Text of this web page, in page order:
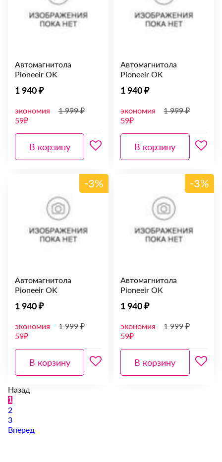
Автомагнитола
Pioneeir OK
1 940 ₽
экономия
59₽
1 999 ₽
В корзину
Автомагнитола
Pioneeir OK
1 940 ₽
экономия
59₽
1 999 ₽
В корзину
-3%
Автомагнитола
Pioneeir OK
1 940 ₽
экономия
59₽
1 999 ₽
В корзину
-3%
Автомагнитола
Pioneeir OK
1 940 ₽
экономия
59₽
1 999 ₽
В корзину
Назад
1
2
3
Вперед